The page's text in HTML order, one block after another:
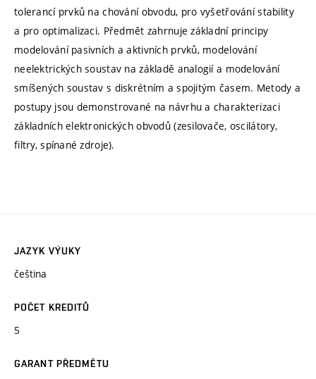
tolerancí prvků na chování obvodu, pro vyšetřování stability
a pro optimalizaci. Předmět zahrnuje základní principy
modelování pasivních a aktivních prvků, modelování
neelektrických soustav na základě analogií a modelování
smíšených soustav s diskrétním a spojitým časem. Metody a
postupy jsou demonstrované na návrhu a charakterizaci
základních elektronických obvodů (zesilovače, oscilátory,
filtry, spínané zdroje).
JAZYK VÝUKY
čeština
POČET KREDITŮ
5
GARANT PŘEDMĚTU